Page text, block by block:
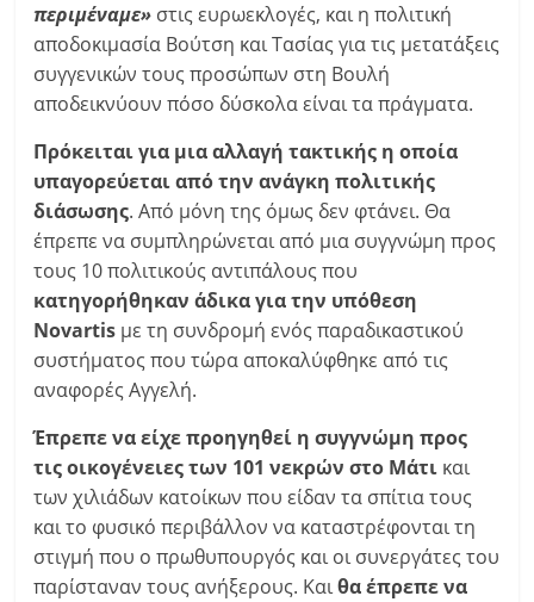
περιμέναμε» στις ευρωεκλογές, και η πολιτική
αποδοκιμασία Βούτση και Τασίας για τις μετατάξεις
συγγενικών τους προσώπων στη Βουλή
αποδεικνύουν πόσο δύσκολα είναι τα πράγματα.
Πρόκειται για μια αλλαγή τακτικής η οποία
υπαγορεύεται από την ανάγκη πολιτικής
διάσωσης. Από μόνη της όμως δεν φτάνει. Θα
έπρεπε να συμπληρώνεται από μια συγγνώμη προς
τους 10 πολιτικούς αντιπάλους που
κατηγορήθηκαν άδικα για την υπόθεση
Novartis με τη συνδρομή ενός παραδικαστικού
συστήματος που τώρα αποκαλύφθηκε από τις
αναφορές Αγγελή.
Έπρεπε να είχε προηγηθεί η συγγνώμη προς
τις οικογένειες των 101 νεκρών στο Μάτι και
των χιλιάδων κατοίκων που είδαν τα σπίτια τους
και το φυσικό περιβάλλον να καταστρέφονται τη
στιγμή που ο πρωθυπουργός και οι συνεργάτες του
παρίσταναν τους ανήξερους. Καιθα έπρεπε να